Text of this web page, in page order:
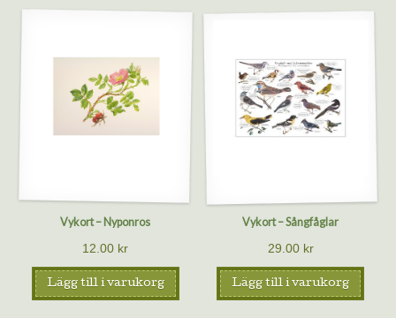
Vykort – Nyponros
12.00 kr
Lägg till i varukorg
Vykort – Sångfåglar
29.00 kr
Lägg till i varukorg